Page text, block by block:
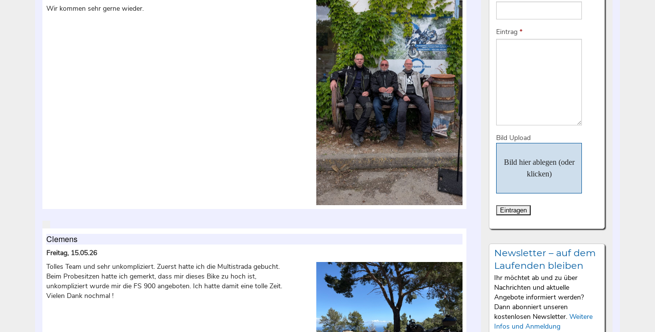
Eintrag *
Bild Upload
Bild hier ablegen (oder
klicken)
Newsletter – auf dem
Laufenden bleiben
Ihr möchtet ab und zu über
Nachrichten und aktuelle
Angebote informiert werden?
Dann abonniert unseren
kostenlosen Newsletter. Weitere
Infos und Anmeldung
Wir kommen sehr gerne wieder.
Clemens
Freitag, 15.05.26
Tolles Team und sehr unkompliziert. Zuerst hatte ich die Multistrada gebucht.
Beim Probesitzen hatte ich gemerkt, dass mir dieses Bike zu hoch ist,
unkompliziert wurde mir die FS 900 angeboten. Ich hatte damit eine tolle Zeit.
Vielen Dank nochmal !